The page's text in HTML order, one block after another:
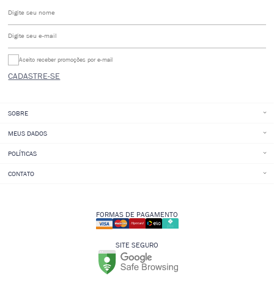
Digite seu nome
Digite seu e-mail
CADASTRE-SE
Aceito receber promoções por e-mail
SOBRE
MEUS DADOS
POLÍTICAS
CONTATO
FORMAS DE PAGAMENTO
SITE SEGURO